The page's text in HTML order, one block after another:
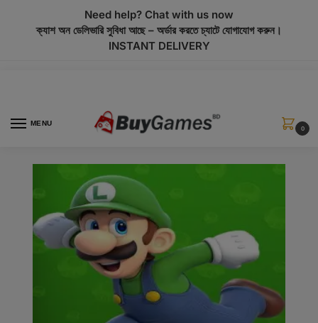
Need help? Chat with us now
ক্যাশ অন ডেলিভারি সুবিধা আছে – অর্ডার করতে চ্যাটে যোগাযোগ করুন।
INSTANT DELIVERY
MENU
0
modal-check